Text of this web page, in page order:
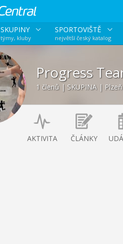
SKUPINY
týmy, kluby
SPORTOVIŠTĚ
největší český katalog
Progress
1 členů | SKUPINA | Plzeň
AKTIVITA ČLÁNKY